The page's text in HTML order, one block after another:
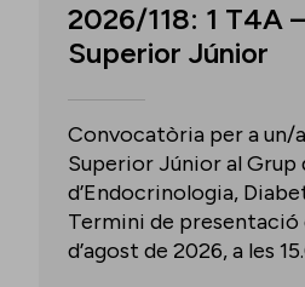
2026/118: 1 T4A
Superior Júnior
Convocatòria per a un/
Superior Júnior al Grup
d’Endocrinologia,
Termini de presentació
d’agost de 2026, a les